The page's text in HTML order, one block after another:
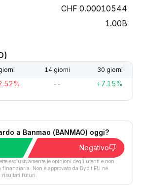
0.00010544
1.00B
14 giorni 30 giorni
-- +7.15%
a Banmao (BANMAO) oggi?
Negativo
esclusivamente le opinioni degli utenti e non
finanziaria. Non è approvato da Bybit EU né
risultati futuri.